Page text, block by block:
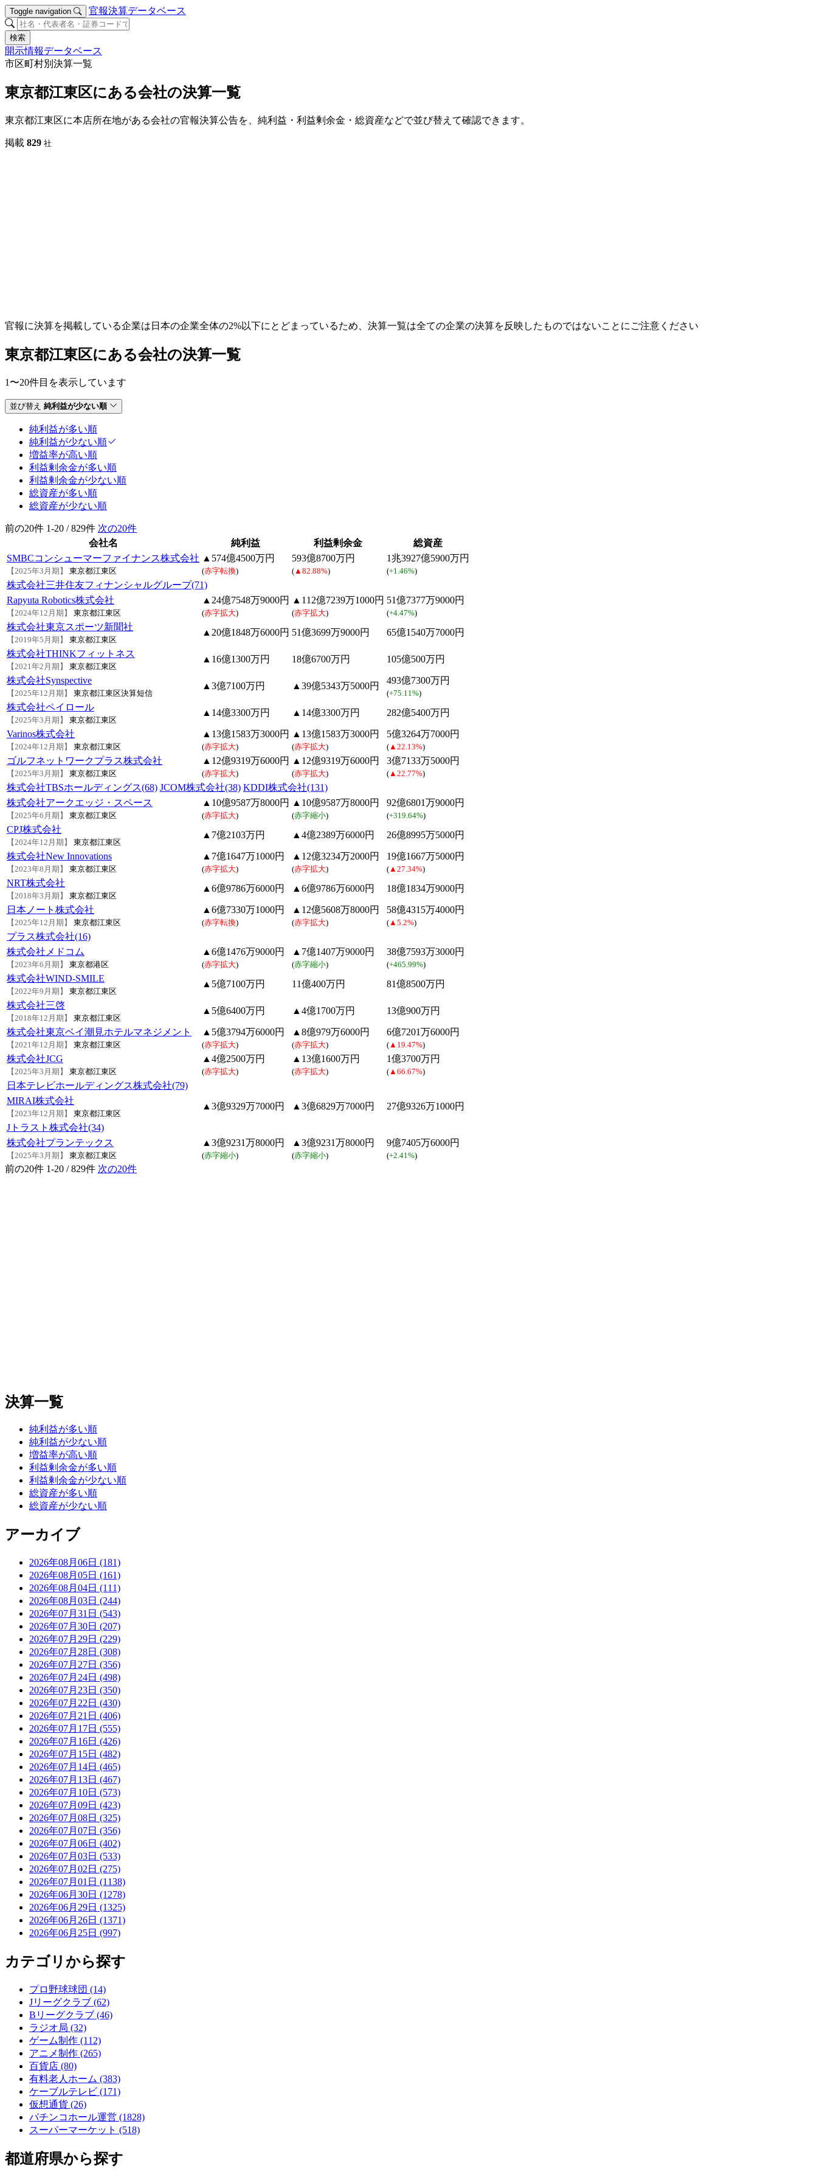
Toggle navigation 官報決算データベース
検索
開示情報データベース
市区町村別決算一覧
東京都江東区にある会社の決算一覧
東京都江東区に本店所在地がある会社の官報決算公告を、純利益・利益剰余金・総資産などで並び替えて確認できます。
掲載 829 社
官報に決算を掲載している企業は日本の企業全体の2%以下にとどまっているため、決算一覧は全ての企業の決算を反映したものではないことにご注意ください
東京都江東区にある会社の決算一覧
1〜20件目を表示しています
並び替え 純利益が少ない順
純利益が多い順
純利益が少ない順
増益率が高い順
利益剰余金が多い順
利益剰余金が少ない順
総資産が多い順
総資産が少ない順
前の20件 1-20 / 829件 次の20件
会社名
純利益 利益剰余金
総資産
SMBCコンシューマーファイナンス株式会社
【2025年3月期】 東京都江東区
▲574億4500万円
(赤字転換)
593億8700万円
( ▲82.88%)
1兆3927億5900万円
(+1.46%)
株式会社三井住友フィナンシャルグループ(71)
Rapyuta Robotics株式会社
【2024年12月期】 東京都江東区
▲24億7548万9000円
(赤字拡大)
▲112億7239万1000円
(赤字拡大)
51億7377万9000円
(+4.47%)
株式会社東京スポーツ新聞社
【2019年5月期】 東京都江東区
▲20億1848万6000円 51億3699万9000円 65億1540万7000円
株式会社THINKフィットネス
【2021年2月期】 東京都江東区
▲16億1300万円 18億6700万円 105億500万円
株式会社Synspective
【2025年12月期】 東京都江東区決算短信
▲3億7100万円 ▲39億5343万5000円
493億7300万円
(+75.11%)
株式会社ペイロール
【2025年3月期】 東京都江東区
▲14億3300万円 ▲14億3300万円 282億5400万円
Varinos株式会社
【2024年12月期】 東京都江東区
▲13億1583万3000円
(赤字拡大)
▲13億1583万3000円
(赤字拡大)
5億3264万7000円
( ▲22.13%)
ゴルフネットワークプラス株式会社
【2025年3月期】 東京都江東区
▲12億9319万6000円
(赤字拡大)
▲12億9319万6000円
(赤字拡大)
3億7133万5000円
( ▲22.77%)
株式会社TBSホールディングス(68) JCOM株式会社(38) KDDI株式会社(131)
株式会社アークエッジ・スペース
【2025年6月期】 東京都江東区
▲10億9587万8000円
(赤字拡大)
▲10億9587万8000円
(赤字縮小)
92億6801万9000円
(+319.64%)
CPJ株式会社
【2024年12月期】 東京都江東区
▲7億2103万円 ▲4億2389万6000円 26億8995万5000円
株式会社New Innovations
【2023年8月期】 東京都江東区
▲7億1647万1000円
(赤字拡大)
▲12億3234万2000円
(赤字拡大)
19億1667万5000円
( ▲27.34%)
NRT株式会社
【2018年3月期】 東京都江東区
▲6億9786万6000円 ▲6億9786万6000円 18億1834万9000円
日本ノート株式会社
【2025年12月期】 東京都江東区
▲6億7330万1000円
(赤字転換)
▲12億5608万8000円
(赤字拡大)
58億4315万4000円
( ▲5.2%)
プラス株式会社(16)
株式会社メドコム
【2023年6月期】 東京都港区
▲6億1476万9000円
(赤字拡大)
▲7億1407万9000円
(赤字縮小)
38億7593万3000円
(+465.99%)
株式会社WIND-SMILE
【2022年9月期】 東京都江東区
▲5億7100万円 11億400万円 81億8500万円
株式会社三啓
【2018年12月期】 東京都江東区
▲5億6400万円 ▲4億1700万円 13億900万円
株式会社東京ベイ潮見ホテルマネジメント
【2021年12月期】 東京都江東区
▲5億3794万6000円
(赤字拡大)
▲8億979万6000円
(赤字拡大)
6億7201万6000円
( ▲19.47%)
株式会社JCG
【2025年3月期】 東京都江東区
▲4億2500万円
(赤字拡大)
▲13億1600万円
(赤字拡大)
1億3700万円
( ▲66.67%)
日本テレビホールディングス株式会社(79)
MIRAI株式会社
【2023年12月期】 東京都江東区
▲3億9329万7000円 ▲3億6829万7000円 27億9326万1000円
Jトラスト株式会社(34)
株式会社プランテックス
【2025年3月期】 東京都江東区
▲3億9231万8000円
(赤字縮小)
▲3億9231万8000円
(赤字縮小)
9億7405万6000円
(+2.41%)
前の20件 1-20 / 829件 次の20件
決算一覧
純利益が多い順
純利益が少ない順
増益率が高い順
利益剰余金が多い順
利益剰余金が少ない順
総資産が多い順
総資産が少ない順
アーカイブ
2026年08月06日 (181)
2026年08月05日 (161)
2026年08月04日 (111)
2026年08月03日 (244)
2026年07月31日 (543)
2026年07月30日 (207)
2026年07月29日 (229)
2026年07月28日 (308)
2026年07月27日 (356)
2026年07月24日 (498)
2026年07月23日 (350)
2026年07月22日 (430)
2026年07月21日 (406)
2026年07月17日 (555)
2026年07月16日 (426)
2026年07月15日 (482)
2026年07月14日 (465)
2026年07月13日 (467)
2026年07月10日 (573)
2026年07月09日 (423)
2026年07月08日 (325)
2026年07月07日 (356)
2026年07月06日 (402)
2026年07月03日 (533)
2026年07月02日 (275)
2026年07月01日 (1138)
2026年06月30日 (1278)
2026年06月29日 (1325)
2026年06月26日 (1371)
2026年06月25日 (997)
カテゴリから探す
プロ野球球団 (14)
Jリーグクラブ (62)
Bリーグクラブ (46)
ラジオ局 (32)
ゲーム制作 (112)
アニメ制作 (265)
百貨店 (80)
有料老人ホーム (383)
ケーブルテレビ (171)
仮想通貨 (26)
パチンコホール運営 (1828)
スーパーマーケット (518)
都道府県から探す